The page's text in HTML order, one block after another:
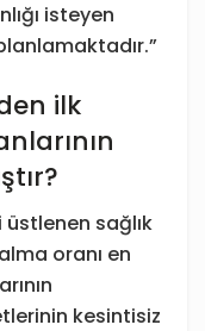
isteyen
ilk
üstlenen sağlık
oranı en
kesintisiz